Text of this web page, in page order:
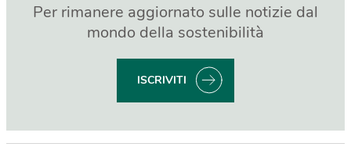
Per rimanere aggiornato sulle notizie dal
mondo della sostenibilità
ISCRIVITI